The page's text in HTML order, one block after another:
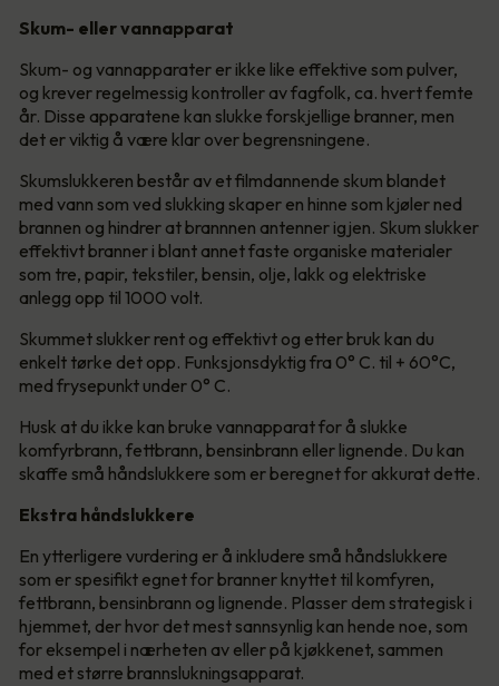
Skum- eller vannapparat
Skum- og vannapparater er ikke like effektive som pulver,
og krever regelmessig kontroller av fagfolk, ca. hvert femte
år. Disse apparatene kan slukke forskjellige branner, men
det er viktig å være klar over begrensningene.
Skumslukkeren består av et filmdannende skum blandet
med vann som ved slukking skaper en hinne som kjøler ned
brannen og hindrer at brannnen antenner igjen. Skum slukker
effektivt branner i blant annet faste organiske materialer
som tre, papir, tekstiler, bensin, olje, lakk og elektriske
anlegg opp til 1000 volt.
Skummet slukker rent og effektivt og etter bruk kan du
enkelt tørke det opp. Funksjonsdyktig fra 0° C. til + 60°C,
med frysepunkt under 0° C.
Husk at du ikke kan bruke vannapparat for å slukke
komfyrbrann, fettbrann, bensinbrann eller lignende. Du kan
skaffe små håndslukkere som er beregnet for akkurat dette.
Ekstra håndslukkere
En ytterligere vurdering er å inkludere små håndslukkere
som er spesifikt egnet for branner knyttet til komfyren,
fettbrann, bensinbrann og lignende. Plasser dem strategisk i
hjemmet, der hvor det mest sannsynlig kan hende noe, som
for eksempel i nærheten av eller på kjøkkenet, sammen
med et større brannslukningsapparat.